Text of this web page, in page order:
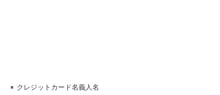
クレジットカード名義人名